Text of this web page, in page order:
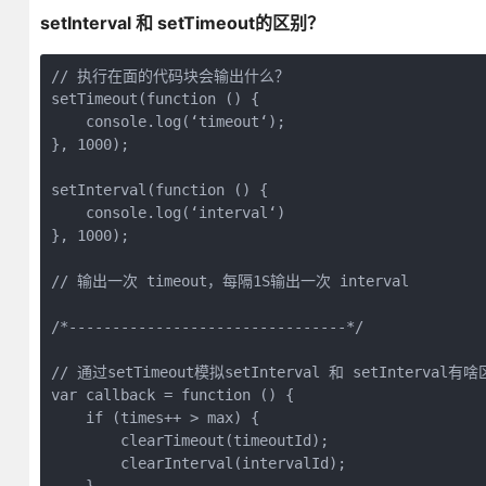
setInterval 和 setTimeout的区别？
// 执行在面的代码块会输出什么？
setTimeout(function () {
    console.log(‘timeout‘);
}, 1000);
setInterval(function () {
    console.log(‘interval‘)
}, 1000);
// 输出一次 timeout，每隔1S输出一次 interval
/*--------------------------------*/
// 通过setTimeout模拟setInterval 和 setInterval有啥区
var callback = function () {
    if (times++ > max) {
        clearTimeout(timeoutId);
        clearInterval(intervalId);